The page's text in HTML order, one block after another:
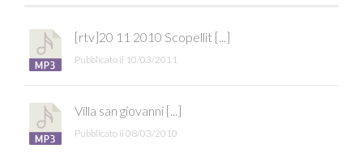
[rtv]20 11 2010 Scopellit [...]
Pubblicato il 10/03/2011
Villa san giovanni [...]
Pubblicato il 08/03/2010